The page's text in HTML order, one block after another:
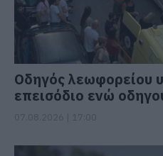
Οδηγός λεωφορείου
επεισόδιο ενώ